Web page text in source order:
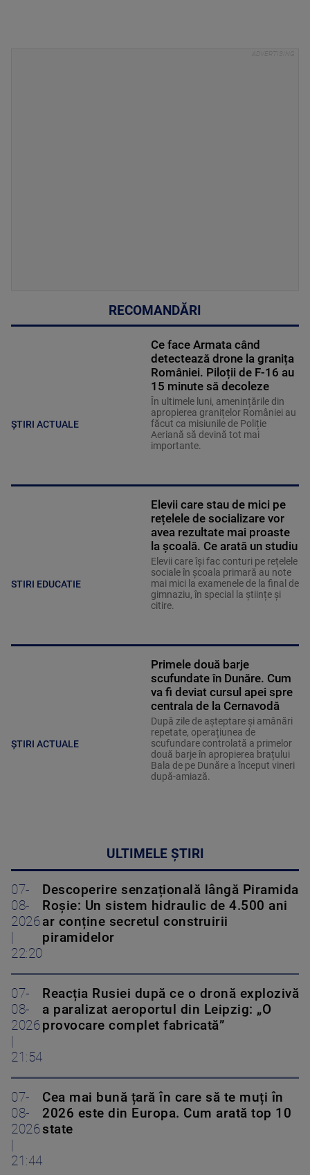
RECOMANDĂRI
ȘTIRI ACTUALE
Ce face Armata când
detectează drone la granița
României. Piloții de F-16 au
15 minute să decoleze
În ultimele luni, amenințările din
apropierea granițelor României au
făcut ca misiunile de Poliție
Aeriană să devină tot mai
importante.
STIRI EDUCATIE
Elevii care stau de mici pe
rețelele de socializare vor
avea rezultate mai proaste
la școală. Ce arată un studiu
Elevii care îşi fac conturi pe rețelele
sociale în școala primară au note
mai mici la examenele de la final de
gimnaziu, în special la științe și
citire.
ȘTIRI ACTUALE
Primele două barje
scufundate în Dunăre. Cum
va fi deviat cursul apei spre
centrala de la Cernavodă
După zile de așteptare și amânări
repetate, operațiunea de
scufundare controlată a primelor
două barje în apropierea brațului
Bala de pe Dunăre a început vineri
după-amiază.
ULTIMELE ȘTIRI
07-
08-
2026
|
22:20
Descoperire senzațională lângă Piramida
Roșie: Un sistem hidraulic de 4.500 ani
ar conține secretul construirii
piramidelor
07-
08-
2026
|
21:54
Reacția Rusiei după ce o dronă explozivă
a paralizat aeroportul din Leipzig: „O
provocare complet fabricată”
07-
08-
2026
|
21:44
Cea mai bună țară în care să te muți în
2026 este din Europa. Cum arată top 10
state